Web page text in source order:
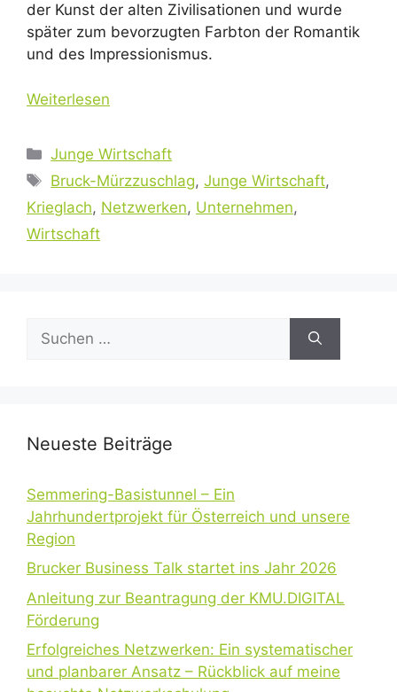
der Kunst der alten Zivilisationen und wurde
später zum bevorzugten Farbton der Romantik
und des Impressionismus.
Weiterlesen
Kategorien
Junge Wirtschaft
Schlagwörter
Bruck-Mürzzuschlag,Junge Wirtschaft,
Krieglach, Netzwerken, Unternehmen,
Wirtschaft
nach:
Neueste Beiträge
Semmering-Basistunnel – Ein
Jahrhundertprojekt für Österreich und unsere
Region
Brucker Business Talk startet ins Jahr 2026
Anleitung zur Beantragung der KMU.DIGITAL
Förderung
Erfolgreiches Netzwerken: Ein systematischer
und planbarer Ansatz – Rückblick auf meine